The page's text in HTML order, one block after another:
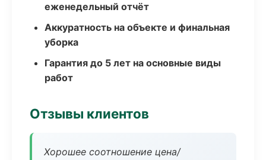
еженедельный отчёт
Аккуратность на объекте и финальная
уборка
Гарантия до 5 лет на основные виды
работ
Отзывы клиентов
Хорошее соотношение цена/